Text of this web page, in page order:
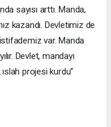
sayısı arttı. Manda,
kazandı. Devletimiz de
var. Manda
Devlet, mandayı
projesi kurdu”